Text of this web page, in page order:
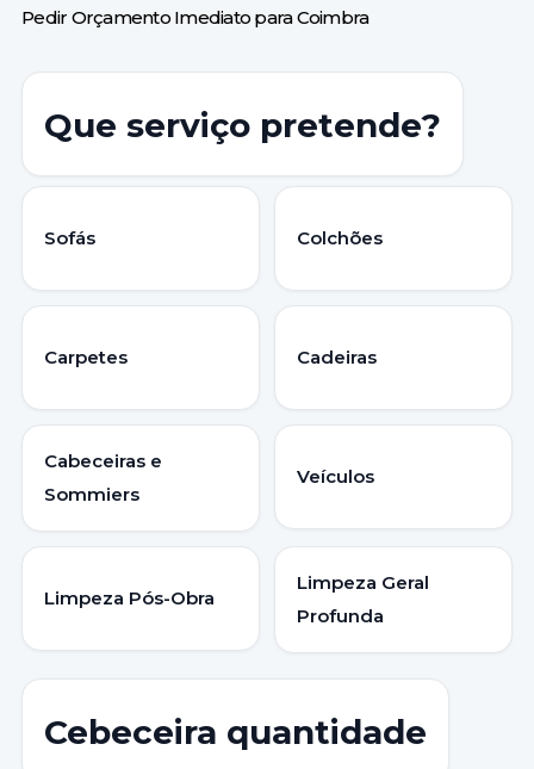
Pedir Orçamento Imediato para Coimbra
Que serviço pretende?
Sofás Colchões
Carpetes Cadeiras
Cabeceiras e
Sommiers
Veículos
Limpeza Pós-Obra
Limpeza Geral
Profunda
Cebeceira quantidade